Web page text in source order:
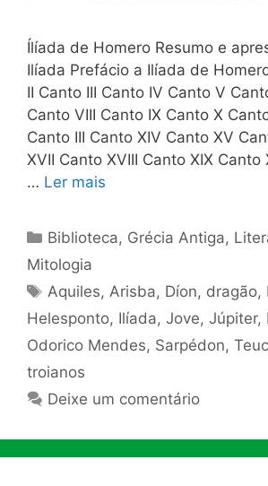
Ílíada de Homero Resumo e
Ilíada Prefácio a Ilíada de
II Canto III Canto IV Canto V
Canto VIII Canto IX Canto X
Canto III Canto XIV Canto XV
XVII Canto XVIII Canto XIX Canto
… Ler mais
Categorias
Biblioteca, Grécia Antiga,
Mitologia
Tags
Aquiles, Arisba, Díon, dragão,
Helesponto, Ilíada, Jove, Júpiter,
Odorico Mendes, Sarpédon,
troianos
Deixe um comentário